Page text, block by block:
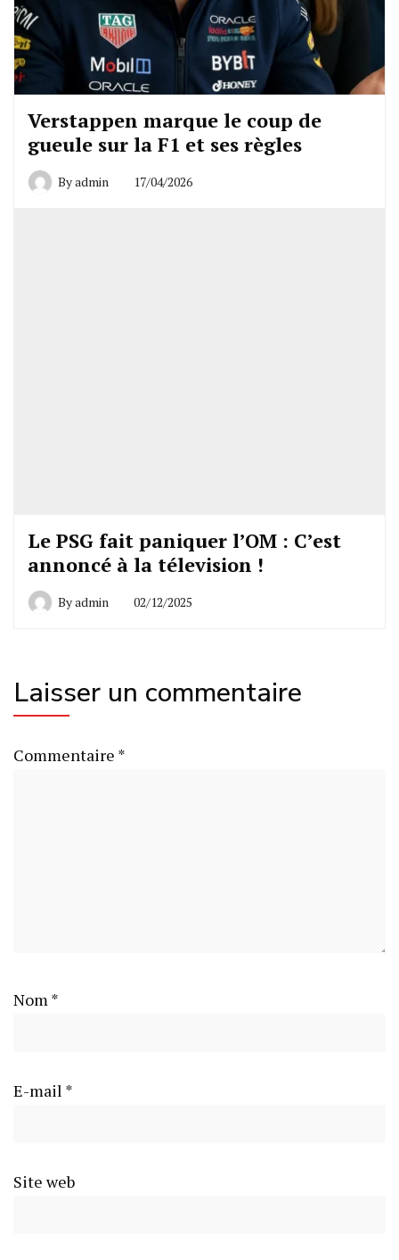
Verstappen marque le coup de
gueule sur la F1 et ses règles
Byadmin 17/04/2026
Le PSG fait paniquer l’OM : C’est
annoncé à la télevision !
Byadmin 02/12/2025
Laisser un commentaire
Commentaire *
Nom *
E-mail *
Site web